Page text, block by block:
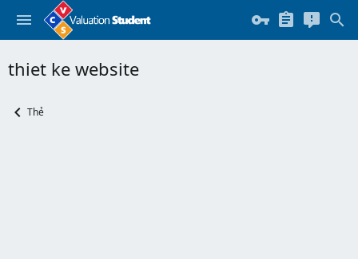
thiet ke website
Thẻ